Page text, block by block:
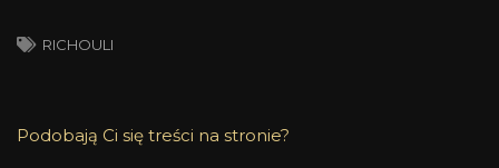
RICHOULI
Podobają Ci się treści na stronie?